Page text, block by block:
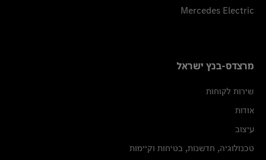
Mercedes Electric
מרצדס-בנץ ישראל
שירות לקוחות
אודות
עיצוב
טכנולוגיה, חדשנות, בטיחות וקיימות